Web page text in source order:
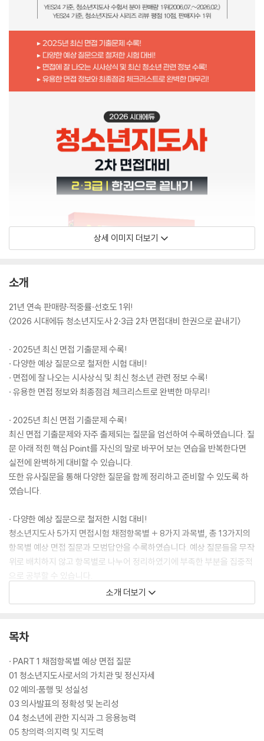
상세 이미지 더보기
소개
21년 연속 판매량·적중률·선호도 1위!
〈2026 시대에듀 청소년지도사 2·3급 2차 면접대비 한권으로 끝내기〉
· 2025년 최신 면접 기출문제 수록!
· 다양한 예상 질문으로 철저한 시험 대비!
· 면접에 잘 나오는 시사상식 및 최신 청소년 관련 정보 수록!
· 유용한 면접 정보와 최종점검 체크리스트로 완벽한 마무리!
· 2025년 최신 면접 기출문제 수록!
최신 면접 기출문제와 자주 출제되는 질문을 엄선하여 수록하였습니다. 질
문 아래 적힌 핵심 Point를 자신의 말로 바꾸어 보는 연습을 반복한다면
실전에 완벽하게 대비할 수 있습니다.
또한 유사질문을 통해 다양한 질문을 함께 정리하고 준비할 수 있도록 하
였습니다.
· 다양한 예상 질문으로 철저한 시험 대비!
청소년지도사 5가지 면접시험 채점항목별 + 8가지 과목별, 총 13가지의
항목별 예상 면접 질문과 모범답안을 수록하였습니다. 예상 질문들을 무작
위로 배치하지 않고 항목별로 나누어 정리하였기에 부족한 부분을 집중적
으로 공부할 수 있습니다.
· 면접에 잘 나오는 시사상식 및 최신 청소년 관련 정보 수록!
식을 정리하였고, ‘청소년 관련 정보’는 앞선 예상 질문과 기출문제에 등장
정보를 수록하였습니다.
가볍게 읽을 수 있도록 흥미롭게 구성한 부록을 틈틈이 읽어보며 내용을
참고하여 답변의 완성도를 높여보세요.
· 유용한 면접 정보와 최종점검 체크리스트로 완벽한 마무리!
가이드에 청소년지도사 면접과 관련된 유용한 정보와 최종점검을 할 수 있
소개 더보기
목차
· PART 1 채점항목별 예상 면접 질문
01 청소년지도사로서의 가치관 및 정신자세
02 예의·품행 및 성실성
03 의사발표의 정확성 및 논리성
04 청소년에 관한 지식과 그 응용능력
05 창의력·의지력 및 지도력